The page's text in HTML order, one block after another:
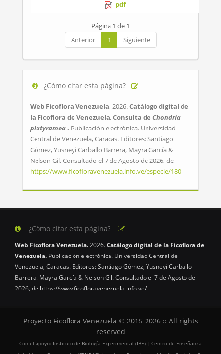
pdf
Página 1 de 1
Anterior
1 Siguiente
¿Cómo citar esta página?
Web Ficoflora Venezuela. 2026.Catálogo digital de
la Ficoflora de Venezuela.Consulta de Chondria
platyramea . Publicación electrónica. Universidad
Central de Venezuela, Caracas. Editores: Santiago
Gómez, Yusneyi Carballo Barrera, Mayra García &
Nelson Gil. Consultado el 7 de Agosto de 2026, de
https://www.ficofloravenezuela.info.ve/especie/180
¿Cómo citar esta página?
Web Ficoflora Venezuela.2026.Catálogo digital de la Ficoflora de
Venezuela. Publicación electrónica. Universidad Central de
Venezuela, Caracas. Editores: Santiago Gómez, Yusneyi Carballo
Barrera, Mayra García & Nelson Gil. Consultado el 7 de Agosto de
2026, de https://www.ficofloravenezuela.info.ve/
Proyecto Ficoflora Venezuela © 2015-2026 :: All rights
reserved
Con el apoyo: Instituto de Biología Experimental (IBE) | Centro de Enseñanza